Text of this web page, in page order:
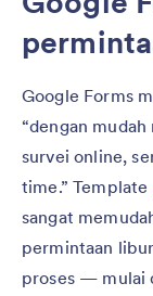
Google Forms
“dengan
survei online,
time.” Template
sangat
permintaan
proses — mulai